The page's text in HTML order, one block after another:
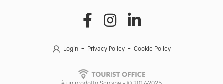
Login Privacy Policy Cookie Policy